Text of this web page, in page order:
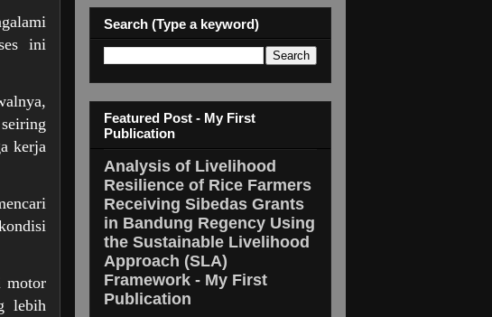
ini
kerja
motor
lebih
Search (Type a keyword)
Featured Post - My First
Publication
Analysis of Livelihood
Resilience of Rice Farmers
Receiving Sibedas Grants
in Bandung Regency Using
the Sustainable Livelihood
Approach (SLA)
Framework - My First
Publication